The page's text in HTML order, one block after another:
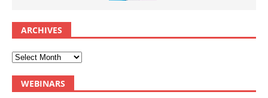
ARCHIVES
WEBINARS